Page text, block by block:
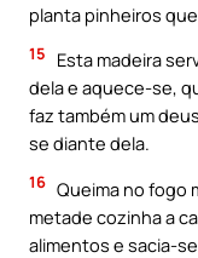
planta pinheiros
15
Esta madeira
dela e aquece-se,
faz também um
se diante dela.
16 Queima no fogo
metade cozinha a
alimentos e sacia-